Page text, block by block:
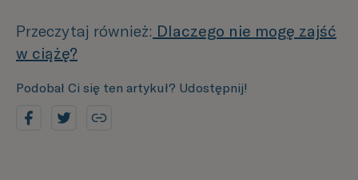
Przeczytaj również: Dlaczego nie mogę zajść
w ciążę?
Podobał Ci się ten artykuł? Udostępnij!